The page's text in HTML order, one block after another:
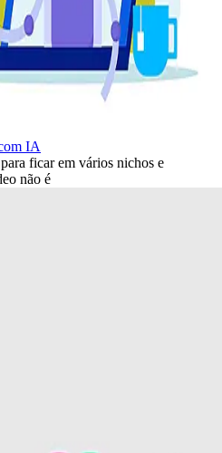
IA
ficar em vários nichos e
não é